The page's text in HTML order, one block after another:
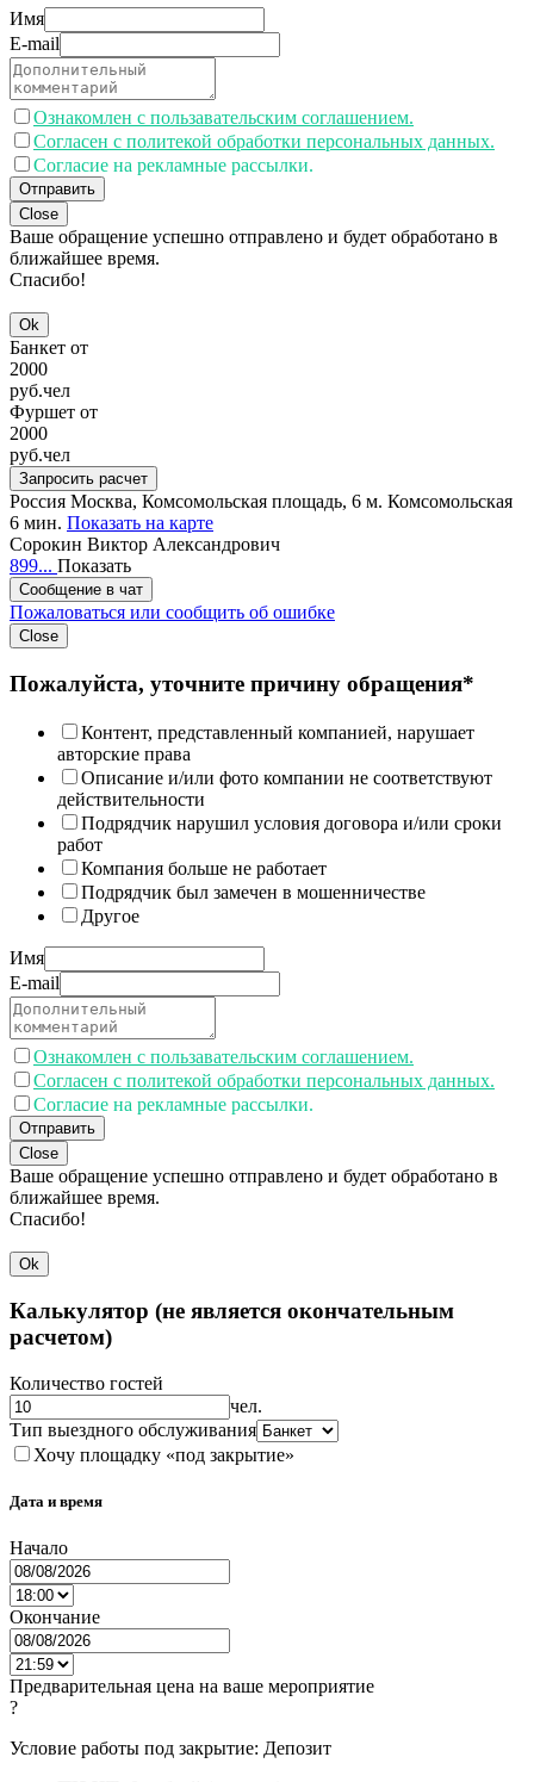
Имя
E-mail
Ознакомлен с пользавательским соглашением.
Согласен с политекой обработки персональных данных.
Согласие на рекламные рассылки.
Отправить
Close
Ваше обращение успешно отправлено и будет обработано в
ближайшее время.
Спасибо!
Ok
Банкет от
2000
руб.чел
Фуршет от
2000
руб.чел
Запросить расчет
Россия Москва, Комсомольская площадь, 6 м. Комсомольская
6 мин. Показать на карте
Сорокин Виктор Александрович
899... Показать
Сообщение в чат
Пожаловаться или сообщить об ошибке
Close
Пожалуйста, уточните причину обращения*
Контент, представленный компанией, нарушает
авторские права
Описание и/или фото компании не соответствуют
действительности
Подрядчик нарушил условия договора и/или сроки
работ
Компания больше не работает
Подрядчик был замечен в мошенничестве
Другое
Имя
E-mail
Ознакомлен с пользавательским соглашением.
Согласен с политекой обработки персональных данных.
Согласие на рекламные рассылки.
Отправить
Close
Ваше обращение успешно отправлено и будет обработано в
ближайшее время.
Спасибо!
Ok
Калькулятор (не является окончательным
расчетом)
Количество гостей
чел.
Тип выездного обслуживания
Хочу площадку «под закрытие»
Дата и время
Начало
Окончание
Предварительная цена на ваше мероприятие
?
Условие работы под закрытие: Депозит